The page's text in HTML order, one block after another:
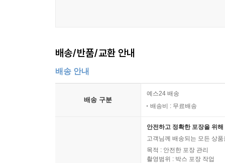
4. 성폭력 예방계획 작성 가이드라인
제5장 기관 협조사항
1. 상급기관의 성희롱 방지 및 사건처리 관리·감독
2. 성희롱·성폭력 고충상담원 전문성 강화
배송/반품/교환 안내
배송 안내
배송 구분
예스24 배송
배송비 : 무료배송
안전하고 정확한 포장을 위
고객님께 배송되는 모든 상
목적 : 안전한 포장 관리
촬영범위 : 박스 포장 작업